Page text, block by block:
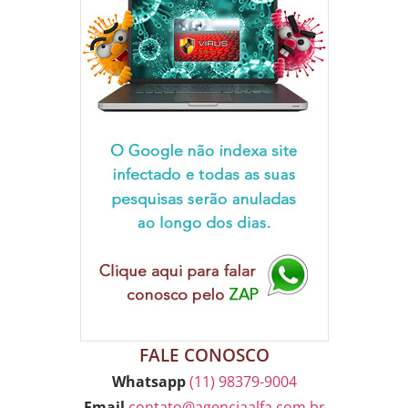
FALE CONOSCO
Whatsapp (11) 98379-9004